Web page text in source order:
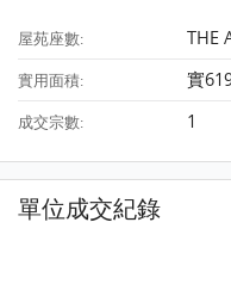
屋苑座數: THE
實用面積: 實
成交宗數: 1
單位成交紀錄